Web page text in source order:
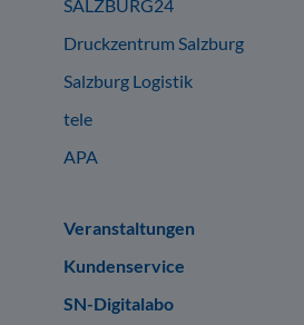
SALZBURG24
Druckzentrum Salzburg
Salzburg Logistik
tele
APA
Veranstaltungen
Kundenservice
SN-Digitalabo